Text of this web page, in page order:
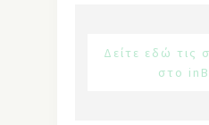
Δείτε εδώ τις
στο